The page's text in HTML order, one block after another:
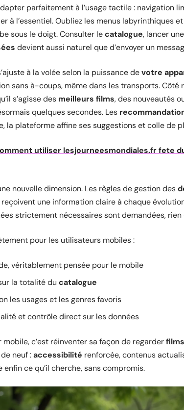
parfaitement à l’usage tactile : navigation
à l’essentiel. Oubliez les menus labyrinthiques
sous le doigt. Consulter lecatalogue, lancer une
devient aussi naturel que d’envoyer un
à la volée selon la puissance devotre
sans à-coups, même dans les transports. Côté
s’agisse des meilleurs films, des nouveautés
quelques secondes. Les
la plateforme affine ses suggestions et colle de
utiliser lesjourneesmondiales.fr fete
nouvelle dimension. Les règles de gestion des
une information claire à chaque
strictement nécessaires sont demandées, rien
pour les utilisateurs mobiles :
véritablement pensée pour le mobile
la totalité du catalogue
les usages et les genres favoris
et contrôle direct sur les données
mobile, c’est réinventer sa façon de regarderfilms
neuf :accessibilité renforcée, contenus
ce qu’il cherche, sans compromis.